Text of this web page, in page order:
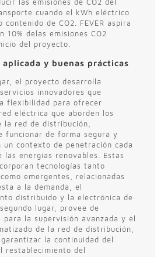
las emisiones de CO2 del
cuando el kWh eléctrico
contenido de CO2. FEVER aspira
10% delas emisiones CO2
del proyecto.
y buenas prácticas
el proyecto desarrolla
innovadores que
flexibilidad para ofrecer
eléctrica que aborden los
la red de distribución,
funcionar de forma segura y
un contexto de penetración cada
las energías renovables. Estas
tecnologías tanto
emergentes, relacionadas
a la demanda, el
distribuido y la electrónica de
lugar, provee de
para la supervisión avanzada y el
de la red de distribución,
la continuidad del
restablecimiento del